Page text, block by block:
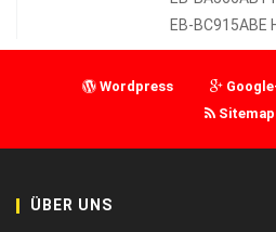
EB-BC915ABE
Wordpress
Sitemap
ÜBER UNS